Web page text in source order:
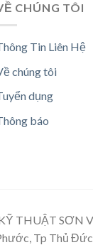
CHÚNG TÔI
Tin Liên Hệ
chúng tôi
dụng
báo
THUẬT SƠN
Tp Thủ